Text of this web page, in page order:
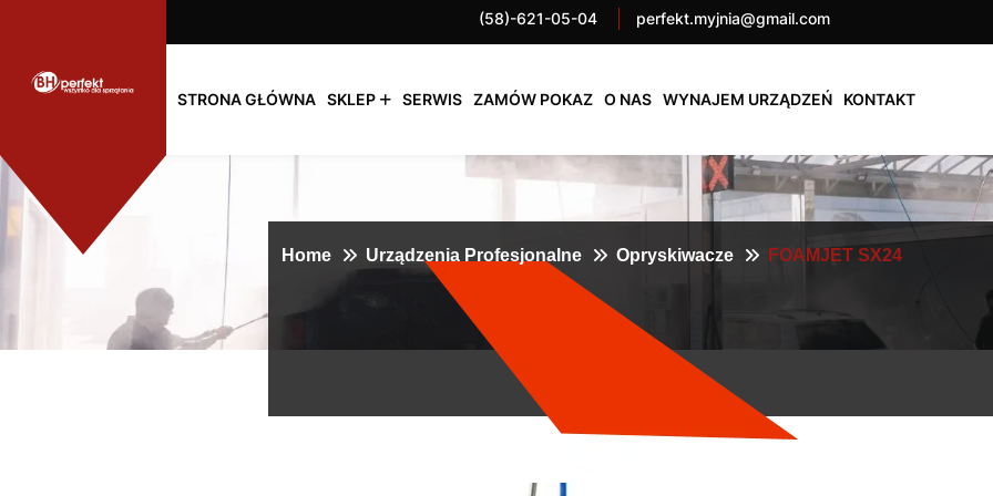
(58)-621-05-04 perfekt.myjnia@gmail.com
STRONA GŁÓWNA SKLEP SERWIS ZAMÓW POKAZ O NAS WYNAJEM URZĄDZEŃ KONTAKT
Home Urządzenia Profesjonalne Opryskiwacze FOAMJET SX24